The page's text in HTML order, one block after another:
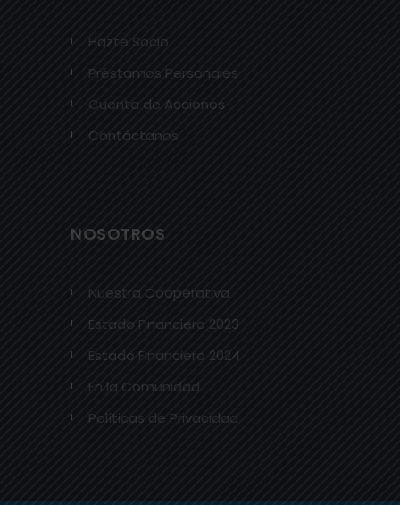
Hazte Socio
Préstamos Personales
Cuenta de Acciones
Contáctanos
NOSOTROS
Nuestra Cooperativa
Estado Financiero 2023
Estado Financiero 2024
En la Comunidad
Políticas de Privacidad